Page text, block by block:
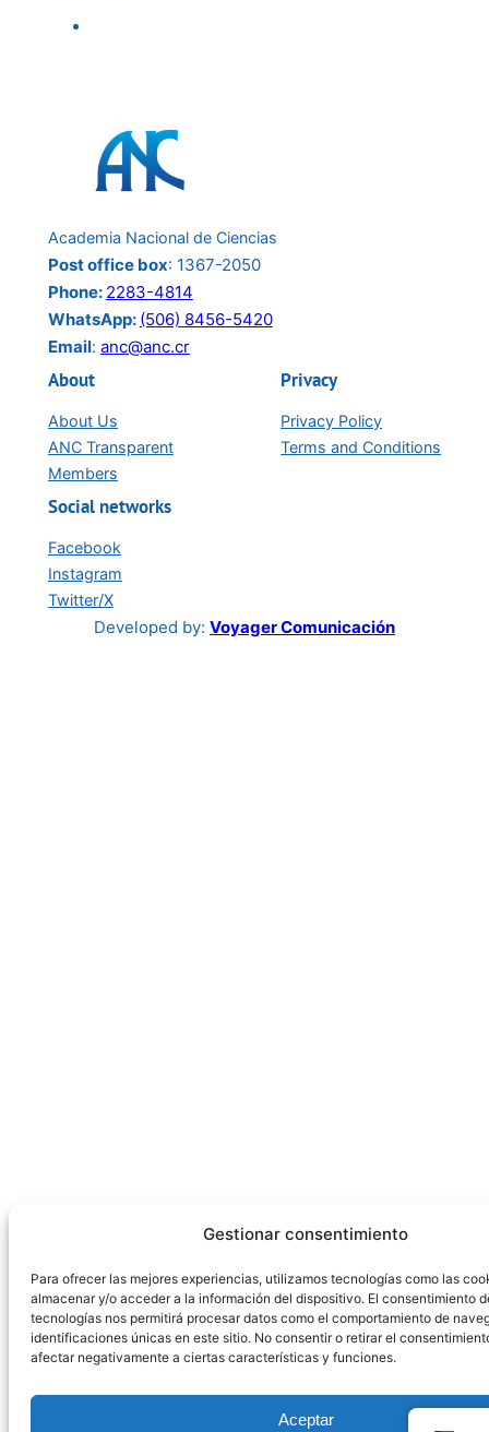
Gestionar consentimiento
Para ofrecer las mejores experiencias, utilizamos tecnologías como las
almacenar y/o acceder a la información del dispositivo. El consentimiento
tecnologías nos permitirá procesar datos como el comportamiento de
identificaciones únicas en este sitio. No consentir o retirar el
afectar negativamente a ciertas características y funciones.
Aceptar
Academia Nacional de Ciencias
Post office box: 1367-2050
Phone: 2283-4814
WhatsApp: (506) 8456-5420
Email: anc@anc.cr
About
About Us
ANC Transparent
Members
Privacy
Privacy Policy
Terms and Conditions
Social networks
Facebook
Instagram
Twitter/X
Developed by: Voyager Comunicación